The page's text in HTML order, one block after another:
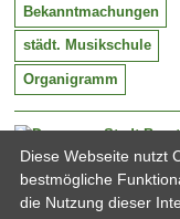
Stadt
32683
Tel:
Bekanntmachungen
städt. Musikschule
Organigramm
Diese Webseite nutzt
bestmögliche
die Nutzung dieser